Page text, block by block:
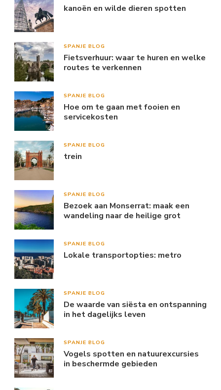
kanoën en wilde dieren spotten
SPANJE BLOG
Fietsverhuur: waar te huren en welke
routes te verkennen
SPANJE BLOG
Hoe om te gaan met fooien en
servicekosten
SPANJE BLOG
trein
SPANJE BLOG
Bezoek aan Monserrat: maak een
wandeling naar de heilige grot
SPANJE BLOG
Lokale transportopties: metro
SPANJE BLOG
De waarde van siësta en ontspanning
in het dagelijks leven
SPANJE BLOG
Vogels spotten en natuurexcursies
in beschermde gebieden